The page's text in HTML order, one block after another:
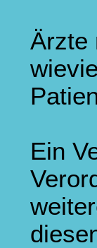
Ärzte
Ein